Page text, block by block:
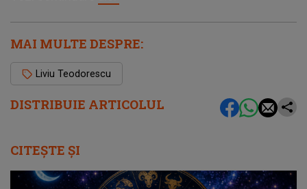
DISTRIBUIE ARTICOLUL
MAI MULTE DESPRE:
Liviu Teodorescu
CITEȘTE ȘI